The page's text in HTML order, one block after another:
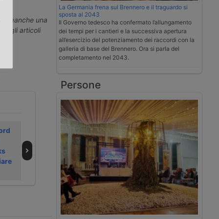
neanche una
gli articoli
Nuovo parco
logistico tra
Bergamo e
Milano
Nuovo polo
logistico tra
Bologna e Ferrara
La Germania frena sul Brennero e il traguardo si
sposta al 2043
Il Governo tedesco ha confermato l’allungamento
dei tempi per i cantieri e la successiva apertura
all’esercizio del potenziamento dei raccordi con la
galleria di base del Brennero. Ora si parla del
completamento nel 2043.
Persone